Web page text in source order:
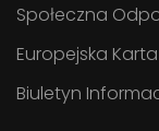
Społeczna
Europejska
Biuletyn